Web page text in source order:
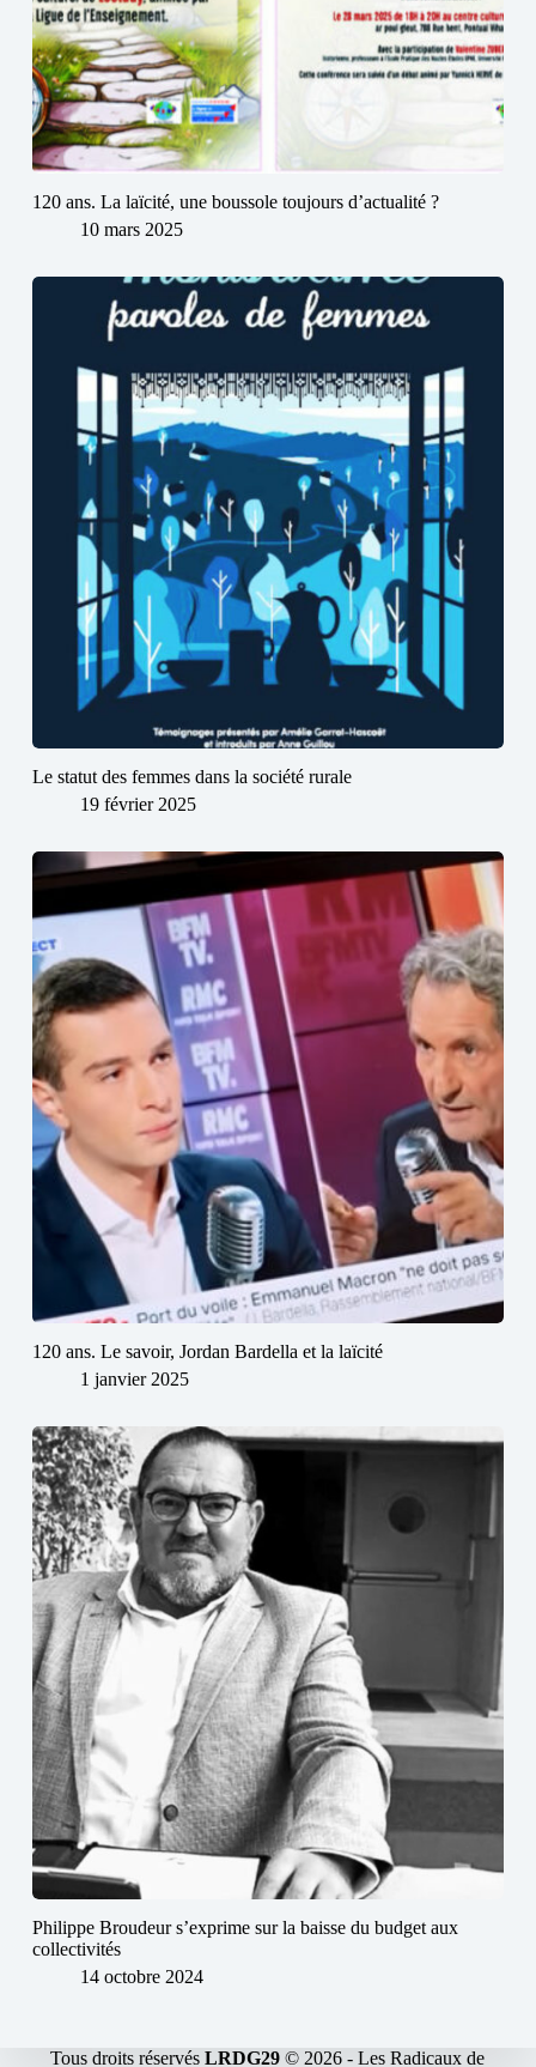
120 ans. La laïcité, une boussole toujours d’actualité ?
10 mars 2025
Le statut des femmes dans la société rurale
19 février 2025
120 ans. Le savoir, Jordan Bardella et la laïcité
1 janvier 2025
Philippe Broudeur s’exprime sur la baisse du budget aux
collectivités
14 octobre 2024
Tous droits réservésLRDG29 © 2026 -Les Radicaux de